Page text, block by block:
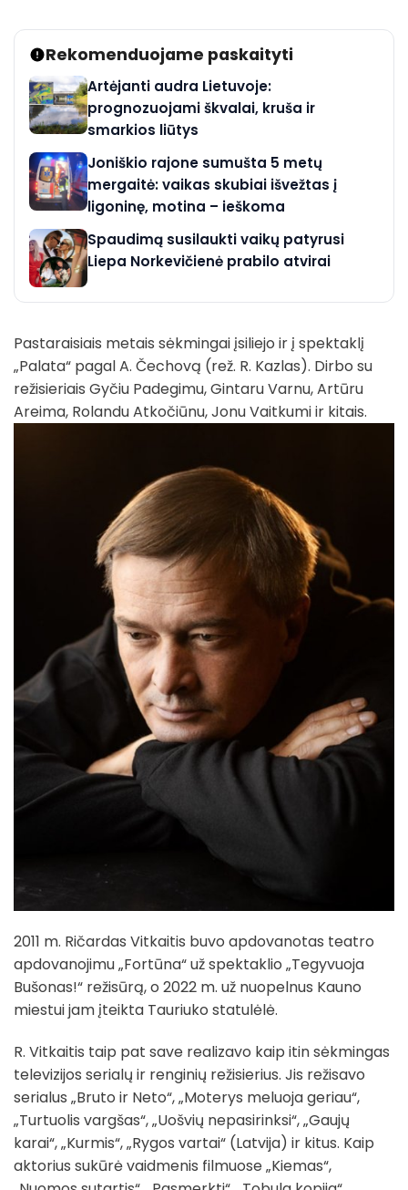
Rekomenduojame paskaityti
Artėjanti audra Lietuvoje:
prognozuojami škvalai, kruša ir
smarkios liūtys
Joniškio rajone sumušta 5 metų
mergaitė: vaikas skubiai išvežtas į
ligoninę, motina – ieškoma
Spaudimą susilaukti vaikų patyrusi
Liepa Norkevičienė prabilo atvirai
Pastaraisiais metais sėkmingai įsiliejo ir į spektaklį
„Palata“ pagal A. Čechovą (rež. R. Kazlas). Dirbo su
režisieriais Gyčiu Padegimu, Gintaru Varnu, Artūru
Areima, Rolandu Atkočiūnu, Jonu Vaitkumi ir kitais.
2011 m. Ričardas Vitkaitis buvo apdovanotas teatro
apdovanojimu „Fortūna“ už spektaklio „Tegyvuoja
Bušonas!“ režisūrą, o 2022 m. už nuopelnus Kauno
miestui jam įteikta Tauriuko statulėlė.
R. Vitkaitis taip pat save realizavo kaip itin sėkmingas
televizijos serialų ir renginių režisierius. Jis režisavo
serialus „Bruto ir Neto“, „Moterys meluoja geriau“,
„Turtuolis vargšas“, „Uošvių nepasirinksi“, „Gaujų
karai“, „Kurmis“, „Rygos vartai“ (Latvija) ir kitus. Kaip
aktorius sukūrė vaidmenis filmuose „Kiemas“,